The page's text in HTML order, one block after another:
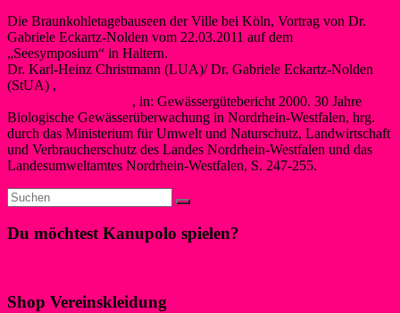
Die Braunkohletagebauseen der Ville bei Köln, Vortrag von Dr.
Gabriele Eckartz-Nolden vom 22.03.2011 auf dem
„Seesymposium“ in Haltern.
Dr. Karl-Heinz Christmann (LUA)/ Dr. Gabriele Eckartz-Nolden
(StUA) ,
, in: Gewässergütebericht 2000. 30 Jahre
Biologische Gewässerüberwachung in Nordrhein-Westfalen, hrg.
durch das Ministerium für Umwelt und Naturschutz, Landwirtschaft
und Verbraucherschutz des Landes Nordrhein-Westfalen und das
Landesumweltamtes Nordrhein-Westfalen, S. 247-255.
Du möchtest Kanupolo spielen?
Shop Vereinskleidung